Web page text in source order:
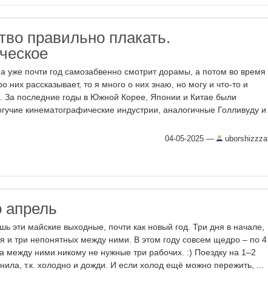
правильно плакать.
уже почти год самозабвенно смотрит дорамы, а потом во время
них рассказывает, то я много о них знаю, но могу и что-то и
За последние годы в Южной Корее, Японии и Китае были
кинематографические индустрии, аналогичные Голливуду и
04-05-2025 — uborshizzza
апрель
эти майские выходные, почти как новый год. Три дня в начале,
и три непонятных между ними. В этом году совсем щедро – по 4
между ними никому не нужные три рабочих. :) Поездку на 1–2
т.к. холодно и дожди. И если холод ещё можно пережить, ...